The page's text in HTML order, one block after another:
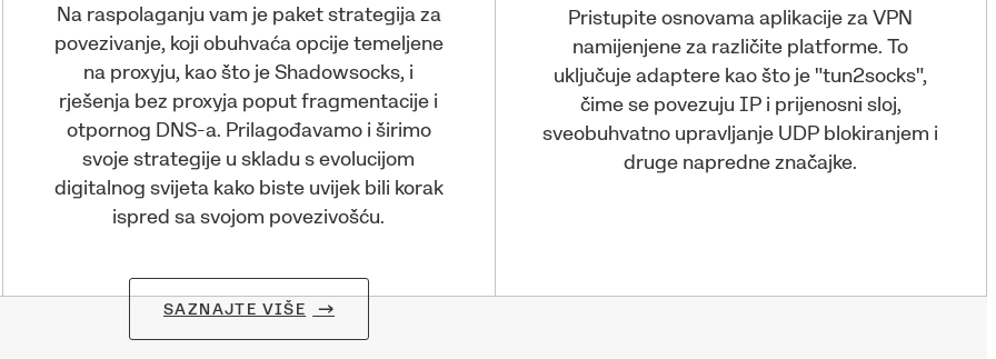
Na raspolaganju vam je paket strategija za
povezivanje, koji obuhvaća opcije temeljene
na proxyju, kao što je Shadowsocks, i
rješenja bez proxyja poput fragmentacije i
otpornog DNS-a. Prilagođavamo i širimo
svoje strategije u skladu s evolucijom
digitalnog svijeta kako biste uvijek bili korak
ispred sa svojom povezivošću.
Pristupite osnovama aplikacije za VPN
namijenjene za različite platforme. To
uključuje adaptere kao što je "tun2socks",
čime se povezuju IP i prijenosni sloj,
sveobuhvatno upravljanje UDP blokiranjem i
druge napredne značajke.
SAZNAJTE VIŠE